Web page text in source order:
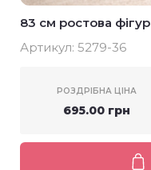
83 см ростова
зайчик з букетом
Артикул: 5279-36
РОЗДРІБНА ЦІНА
695.00 грн